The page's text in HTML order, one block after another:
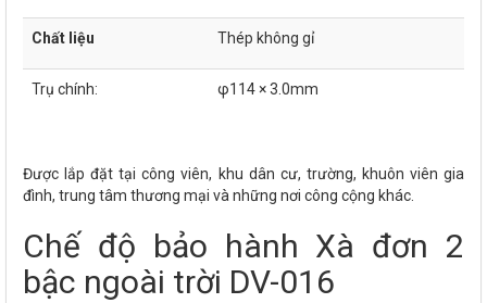
Chất liệu Thép không gỉ
Trụ chính: φ114 × 3.0mm
Được lắp đặt tại công viên, khu dân cư, trường, khuôn viên gia
đình, trung tâm thương mại và những nơi công cộng khác.
Chế độ bảo hành Xà đơn 2
bậc ngoài trời DV-016